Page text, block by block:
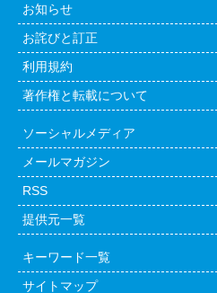
お知らせ
お詫びと訂正
利用規約
著作権と転載について
ソーシャルメディア
メールマガジン
RSS
提供元一覧
キーワード一覧
サイトマップ